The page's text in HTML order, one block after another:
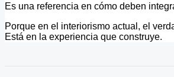
Es una referencia en cómo deben
Porque en el interiorismo actual, el
Está en la experiencia que construye.